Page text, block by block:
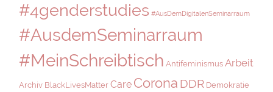
#4genderstudies #AusDemDigitalenSeminarraum
#AusdemSeminarraum
#MeinSchreibtisch Antifeminismus Arbeit
Archiv BlackLivesMatter Care Corona DDR Demokratie